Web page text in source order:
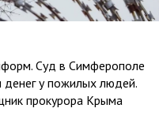
Суд в Симферополе
денег у пожилых людей.
прокурора Крыма